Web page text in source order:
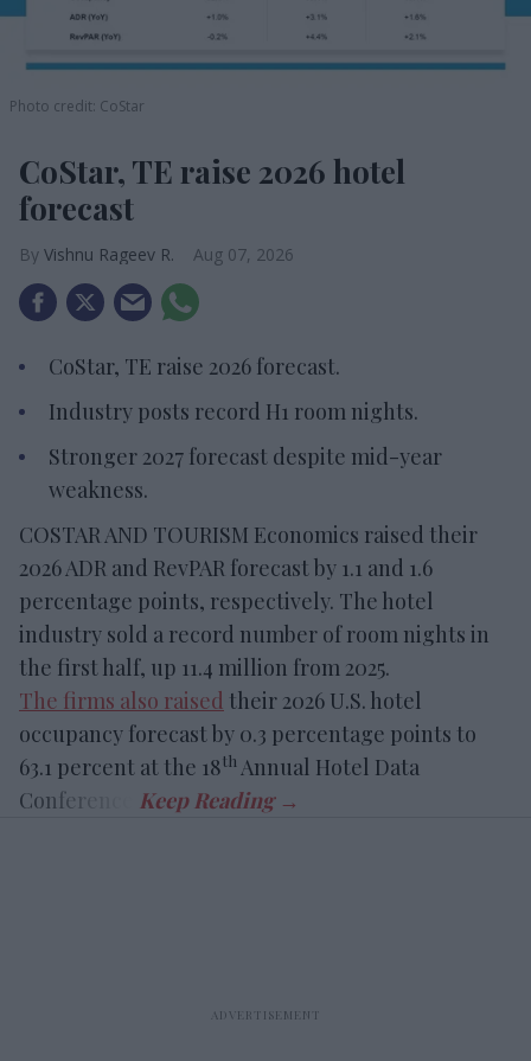
Photo credit: CoStar
CoStar, TE raise 2026 hotel
forecast
Vishnu Rageev R. Aug 07, 2026
CoStar, TE raise 2026 forecast.
Industry posts record H1 room nights.
Stronger 2027 forecast despite mid-year
weakness.
COSTAR AND TOURISM Economics raised their
2026 ADR and RevPAR forecast by 1.1 and 1.6
percentage points, respectively. The hotel
industry sold a record number of room nights in
the first half, up 11.4 million from 2025.
The firms also raised their 2026 U.S. hotel
occupancy forecast by 0.3 percentage points to
63.1 percent at the 18th Annual Hotel Data
Conference.